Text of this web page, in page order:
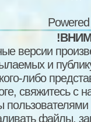
версии
и
либо
свяжитесь
файлы,